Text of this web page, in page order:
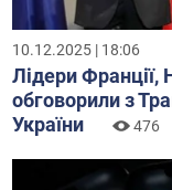
10.12.2025 | 18:06
Лідери Франції,
обговорили з
України
476